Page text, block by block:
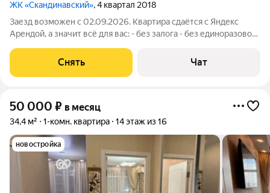
ЖК «Скандинавский», 4 квартал 2018
Заезд возможен с 02.09.2026. Квартира сдаётся с Яндекс
Арендой, а значит всё для вас: - без залога - без единоразовой
проживания. Мы можем показать вам квартиру онлайн это так
же детально, как
Снять Чат
50 000 ₽ в месяц
34,4 м² 1-комн. квартира 14 этаж из 16
новостройка